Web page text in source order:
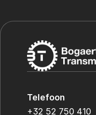
Telefoon
+32 52 750 410